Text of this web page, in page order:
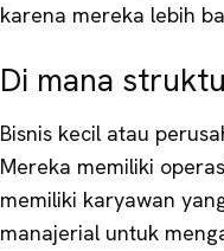
karena mereka lebih
Di mana
Bisnis kecil atau
Mereka memiliki
memiliki karyawan
manajerial untuk